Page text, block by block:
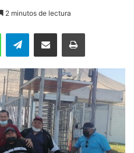
2 minutos de lectura
WhatsAppTelegramEnviar vía email Imprimir